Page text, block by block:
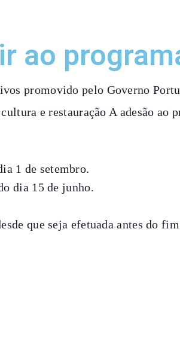
ao
promovido pelo Governo
e restauração A adesão ao
1 de setembro.
dia 15 de junho.
que seja efetuada antes do